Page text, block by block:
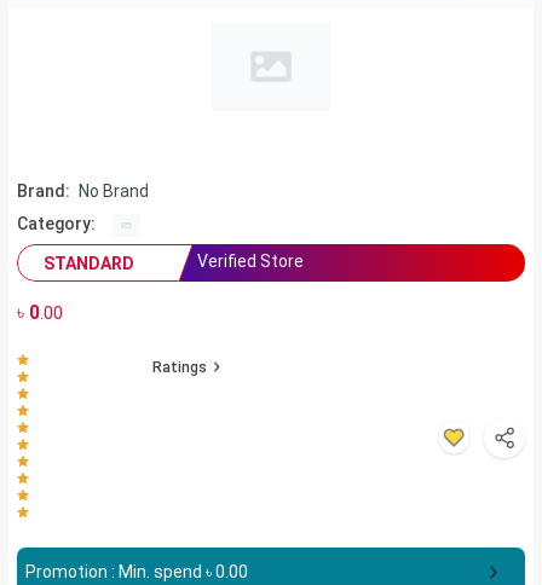
Brand:
No Brand
Category:
STANDARD
Verified Store
৳ 0.00
Ratings
Promotion : Min. spend ৳0.00